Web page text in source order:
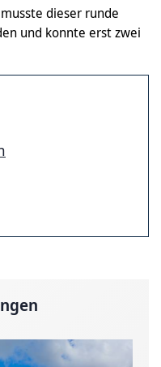
dieser runde
und konnte erst zwei